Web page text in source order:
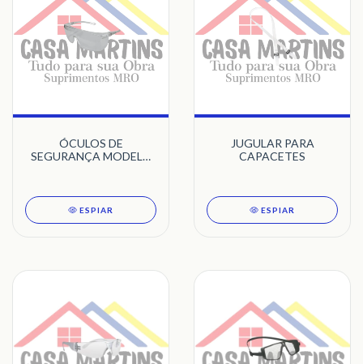
ÓCULOS DE
SEGURANÇA MODELO
ESPIAR
JUGULAR PARA
CAPACETES
ESPIAR